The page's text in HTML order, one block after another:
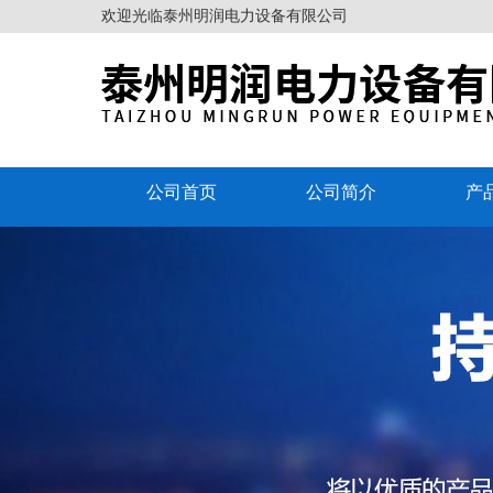
欢迎光临泰州明润电力设备有限公司
公司首页 公司简介 产